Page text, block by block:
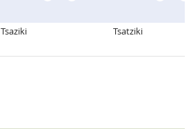
Tsaziki Tsatziki